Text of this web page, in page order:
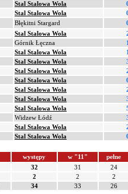
Stal Stalowa Wola
Stal Stalowa Wola
Błękitni Stargard
Stal Stalowa Wola
Górnik Łęczna
Stal Stalowa Wola
Stal Stalowa Wola
Stal Stalowa Wola
Stal Stalowa Wola
Stal Stalowa Wola
Stal Stalowa Wola
Stal Stalowa Wola
Widzew Łódź
Stal Stalowa Wola
Stal Stalowa Wola
występy w "11"
pełne
32 31
24
2 2
2
34 33 26